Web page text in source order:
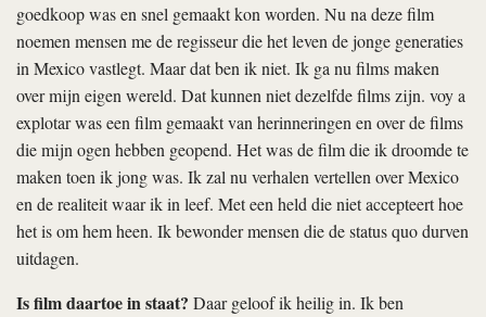
goedkoop was en snel gemaakt kon worden. Nu na deze film
noemen mensen me de regisseur die het leven de jonge generaties
in Mexico vastlegt. Maar dat ben ik niet. Ik ga nu films maken
over mijn eigen wereld. Dat kunnen niet dezelfde films zijn. voy a
explotarwas een film gemaakt van herinneringen en over de films
die mijn ogen hebben geopend. Het was de film die ik droomde te
maken toen ik jong was. Ik zal nu verhalen vertellen over Mexico
en de realiteit waar ik in leef. Met een held die niet accepteert hoe
het is om hem heen. Ik bewonder mensen die de status quo durven
uitdagen.
Is film daartoe in staat? Daar geloof ik heilig in. Ik ben